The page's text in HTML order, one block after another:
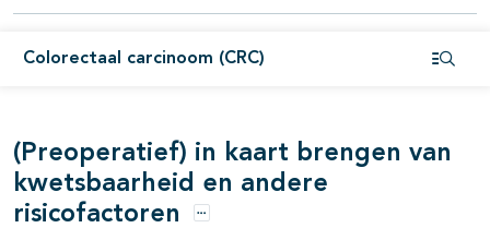
Colorectaal carcinoom (CRC)
open- en dichtklappen
open- en dichtklappen
open- en dichtklappen
open- en dichtklappen
(Preoperatief) in kaart brengen van
kwetsbaarheid en andere
risicofactoren
Opties